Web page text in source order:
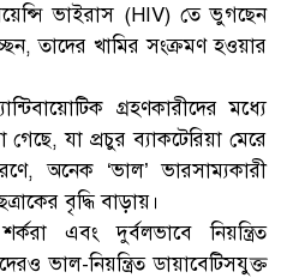
ভাইরাস (HIV) তে ভুগছেন
তাদের খামির সংক্রমণ হওয়ার
গ্রহণকারীদের মধ্যে
যা প্রচুর ব্যাকটেরিয়া মেরে
অনেক ‘ভাল’ ভারসাম্যকারী
বৃদ্ধি বাড়ায়।
এবং দুর্বলভাবে নিয়ন্ত্রিত
ভাল-নিয়ন্ত্রিত ডায়াবেটিসযুক্ত